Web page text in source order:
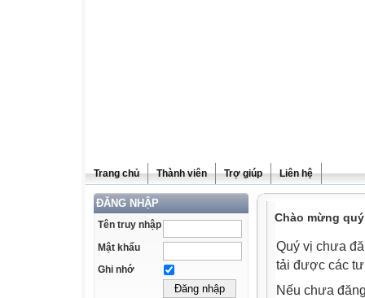
Trang chủ Thành viên Trợ giúp Liên hệ
ĐĂNG NHẬP
Tên truy nhập
Mật khẩu
Ghi nhớ
Chào mừng
Quý vị chưa
tải được các
Nếu chưa